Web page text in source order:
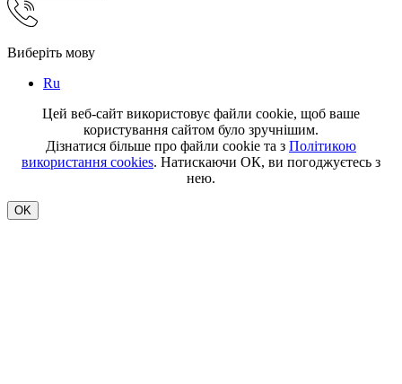
Виберіть мову
Ru
Цей веб-сайт використовує файли cookie, щоб ваше
користування сайтом було зручнішим.
Дізнатися більше про файли cookie та з Політикою
використання cookies. Натискаючи ОК, ви погоджуєтесь з
нею.
OK